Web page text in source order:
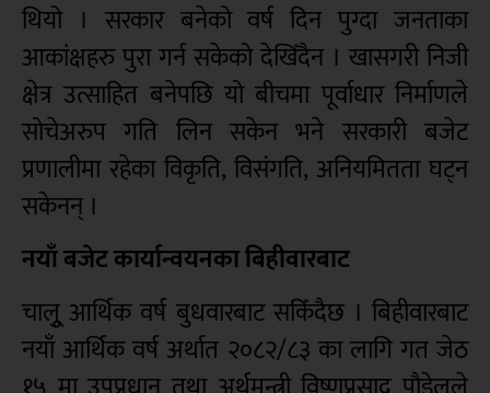
थियो । सरकार बनेको वर्ष दिन पुग्दा जनताका
आकांक्षहरु पुरा गर्न सकेको देखिँदैन । खासगरी निजी
क्षेत्र उत्साहित बनेपछि यो बीचमा पूर्वाधार निर्माणले
सोचेअरुप गति लिन सकेन भने सरकारी बजेट
प्रणालीमा रहेका विकृति, विसंगति, अनियमितता घट्न
सकेनन् ।
नयाँ बजेट कार्यान्वयनका बिहीवारबाट
चालूु आर्थिक वर्ष बुधवारबाट सकिँदैछ । बिहीवारबाट
नयाँ आर्थिक वर्ष अर्थात २०८२/८३ का लागि गत जेठ